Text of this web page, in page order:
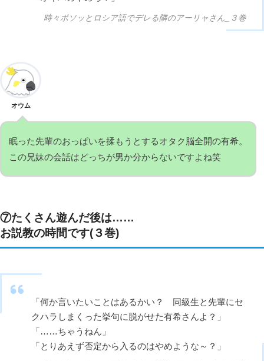
時々ボソッとロシア語でデレる隣のアーリャさん_３巻
オウム
眠った先輩のおっぱいを揉もうとするオタク脳全開の有希。
この兄妹の会話はどっちが男か分からないですよね笑
⑦たくさん遊んだ後は……
お説教の時間です(３巻)
「何か言いたいことはあるかい？ 同級生と先輩にセ
クハラしまくった挙句に脱がせた有希さんよ？」
「……ちゃうねん」
「とりあえず否定から入るのはやめような～？」